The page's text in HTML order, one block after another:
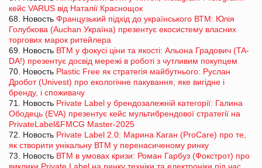
кейс VARUS від Наталії Краснощок
68. Новость Французький підхід до українського ВТМ: Юлія
Голубкова (Auchan Україна) презентує екосистему власних
торгових марок ритейлера
69. Новость ВТМ у фокусі ціни та якості: Альона Градович (TA-
DA!) презентує досвід мережі в роботі з чутливим покупцем
70. Новость Plastic Free як стратегія майбутнього: Руслан
Дробот (Univest) про екологічне пакування, яке вигідне і
бренду, і споживачу
71. Новость Private Label у брендозалежній категорії: Галина
Ободець (EVA) презентує кейс мультибрендової стратегії на
PrivateLabel&FMCG Master-2025
72. Новость Private Label 2.0: Марина Каган (ProCare) про те,
як створити унікальну ВТМ у перенасиченому ринку
73. Новость ВТМ в умовах кризи: Роман Гарбуз (Фокстрот) про
виклики Private Label на ринку техніки та електроніки під час